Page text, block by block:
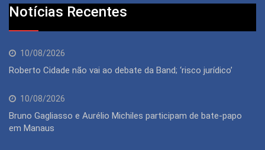
Notícias Recentes
10/08/2026
Roberto Cidade não vai ao debate da Band; ‘risco jurídico’
10/08/2026
Bruno Gagliasso e Aurélio Michiles participam de bate-papo
em Manaus